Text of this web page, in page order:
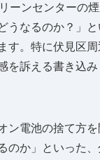
ーンセンターの
うなるのか？」
す。特に伏見区
を訴える書き込
ン電池の捨て方
のか」といった